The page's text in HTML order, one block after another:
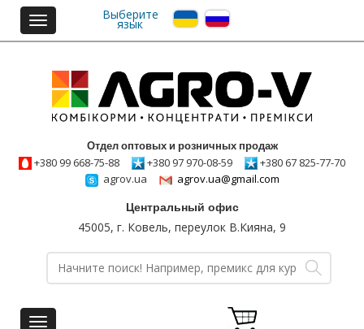
Toggle
navigation
Выберите
язык
Отдел оптовых и розничных продаж
+380 99 668-75-88
+380 97 970-08-59
+380 67 825-77-70
agrov.ua
agrov.ua@gmail.com
Центральный офис
45005, г. Ковель, переулок В.Кияна, 9
Toggle